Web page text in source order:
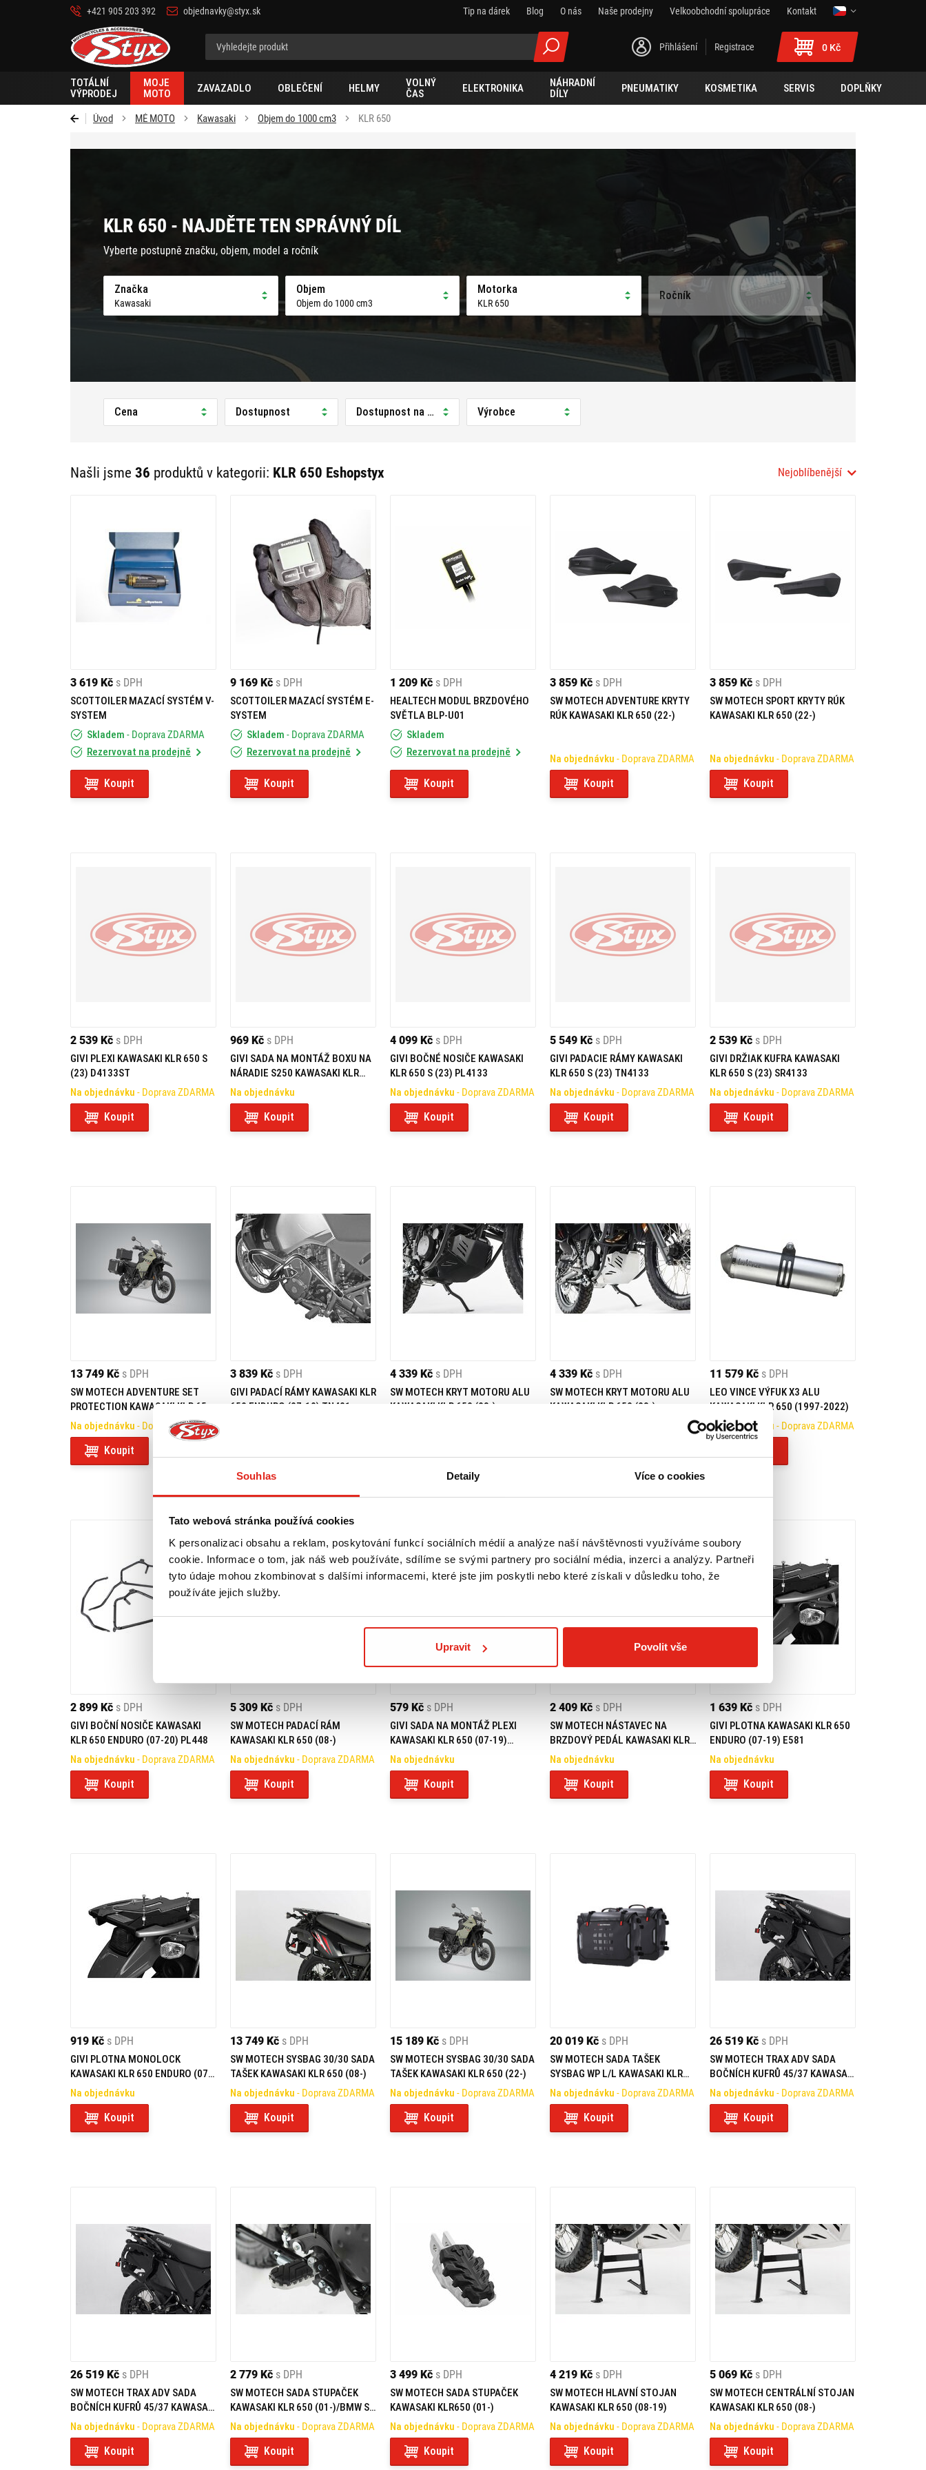
Souhlas Detaily Více o cookies
Tato webová stránka používá cookies
K personalizaci obsahu a reklam, poskytování funkcí sociálních médií a analýze naší návštěvnosti využíváme soubory
cookie. Informace o tom, jak náš web používáte, sdílíme se svými partnery pro sociální média, inzerci a analýzy. Partneři
tyto údaje mohou zkombinovat s dalšími informacemi, které jste jim poskytli nebo které získali v důsledku toho, že
používáte jejich služby.
Upravit Povolit vše
+421 905 203 392 objednavky@styx.sk Tip na dárek Blog O nás Naše prodejny Velkoobchodní spolupráce
Kontakt
Styx-
cz
Přihlášení Registrace 0 Kč
TOTÁLNÍ
VÝPRODEJ
MOJE
MOTO
ZAVAZADLO OBLEČENÍ HELMY
VOLNÝ
ČAS
ELEKTRONIKA
NÁHRADNÍ
DÍLY
PNEUMATIKY KOSMETIKA SERVIS DOPLŇKY
Úvod MÉ MOTO Kawasaki Objem do 1000 cm3 KLR 650
KLR 650 - NAJDĚTE TEN SPRÁVNÝ DÍL
Vyberte postupně značku, objem, model a ročník
Značka
Kawasaki
Objem
Objem do 1000 cm3
Motorka
KLR 650
Ročník
Cena Dostupnost Dostupnost na prodejně Výrobce
Našli jsme 36 produktů v kategorii: KLR 650 Eshopstyx Nejoblíbenější
3 619 Kč s DPH
SCOTTOILER MAZACÍ SYSTÉM V-
SYSTEM
Skladem - Doprava ZDARMA
Rezervovat na prodejně
Koupit
9 169 Kč s DPH
SCOTTOILER MAZACÍ SYSTÉM E-
SYSTEM
Skladem - Doprava ZDARMA
Rezervovat na prodejně
Koupit
1 209 Kč s DPH
HEALTECH MODUL BRZDOVÉHO
SVĚTLA BLP-U01
Skladem
Rezervovat na prodejně
Koupit
3 859 Kč s DPH
SW MOTECH ADVENTURE KRYTY
RÚK KAWASAKI KLR 650 (22-)
Na objednávku - Doprava ZDARMA
Koupit
3 859 Kč s DPH
SW MOTECH SPORT KRYTY RÚK
KAWASAKI KLR 650 (22-)
Na objednávku - Doprava ZDARMA
Koupit
2 539 Kč s DPH
GIVI PLEXI KAWASAKI KLR 650 S
(23) D4133ST
Na objednávku - Doprava ZDARMA
Koupit
969 Kč s DPH
GIVI SADA NA MONTÁŽ BOXU NA
NÁRADIE S250 KAWASAKI KLR
650 S (23) TL4133KIT
Na objednávku
Koupit
4 099 Kč s DPH
GIVI BOČNÉ NOSIČE KAWASAKI
KLR 650 S (23) PL4133
Na objednávku - Doprava ZDARMA
Koupit
5 549 Kč s DPH
GIVI PADACIE RÁMY KAWASAKI
KLR 650 S (23) TN4133
Na objednávku - Doprava ZDARMA
Koupit
2 539 Kč s DPH
GIVI DRŽIAK KUFRA KAWASAKI
KLR 650 S (23) SR4133
Na objednávku - Doprava ZDARMA
Koupit
13 749 Kč s DPH
SW MOTECH ADVENTURE SET
PROTECTION KAWASAKI KLR 650
(22-)
Na objednávku - Doprava ZDARMA
Koupit
3 839 Kč s DPH
GIVI PADACÍ RÁMY KAWASAKI KLR
650 ENDURO (07-19) TN421
4 339 Kč s DPH
SW MOTECH KRYT MOTORU ALU
KAWASAKI KLR 650 (08-)
4 339 Kč s DPH
SW MOTECH KRYT MOTORU ALU
KAWASAKI KLR 650 (08-)
- Doprava ZDARMA
11 579 Kč s DPH
LEO VINCE VÝFUK X3 ALU
KAWASAKI KLR 650 (1997-2022)
Na objednávku - Doprava ZDARMA
2 899 Kč s DPH
GIVI BOČNÍ NOSIČE KAWASAKI
KLR 650 ENDURO (07-20) PL448
Na objednávku - Doprava ZDARMA
Koupit
5 309 Kč s DPH
SW MOTECH PADACÍ RÁM
KAWASAKI KLR 650 (08-)
Na objednávku - Doprava ZDARMA
Koupit
579 Kč s DPH
GIVI SADA NA MONTÁŽ PLEXI
KAWASAKI KLR 650 (07-19)
D408KIT
Na objednávku
Koupit
2 409 Kč s DPH
SW MOTECH NÁSTAVEC NA
BRZDOVÝ PEDÁL KAWASAKI KLR
650 (22-)
Na objednávku
Koupit
1 639 Kč s DPH
GIVI PLOTNA KAWASAKI KLR 650
ENDURO (07-19) E581
Na objednávku
Koupit
919 Kč s DPH
GIVI PLOTNA MONOLOCK
KAWASAKI KLR 650 ENDURO (07-
19)
Na objednávku
Koupit
13 749 Kč s DPH
SW MOTECH SYSBAG 30/30 SADA
TAŠEK KAWASAKI KLR 650 (08-)
Na objednávku - Doprava ZDARMA
Koupit
15 189 Kč s DPH
SW MOTECH SYSBAG 30/30 SADA
TAŠEK KAWASAKI KLR 650 (22-)
Na objednávku - Doprava ZDARMA
Koupit
20 019 Kč s DPH
SW MOTECH SADA TAŠEK
SYSBAG WP L/L KAWASAKI KLR
650 (22-)
Na objednávku - Doprava ZDARMA
Koupit
26 519 Kč s DPH
SW MOTECH TRAX ADV SADA
BOČNÍCH KUFRŮ 45/37 KAWASAKI
KLR 650 (22-)
Na objednávku - Doprava ZDARMA
Koupit
26 519 Kč s DPH
SW MOTECH TRAX ADV SADA
BOČNÍCH KUFRŮ 45/37 KAWASAKI
KLR 650 (22-)
Na objednávku - Doprava ZDARMA
Koupit
2 779 Kč s DPH
SW MOTECH SADA STUPAČEK
KAWASAKI KLR 650 (01-)/BMW S
1000 XR (19-)
Na objednávku - Doprava ZDARMA
Koupit
3 499 Kč s DPH
SW MOTECH SADA STUPAČEK
KAWASAKI KLR650 (01-)
Na objednávku - Doprava ZDARMA
Koupit
4 219 Kč s DPH
SW MOTECH HLAVNÍ STOJAN
KAWASAKI KLR 650 (08-19)
Na objednávku - Doprava ZDARMA
Koupit
5 069 Kč s DPH
SW MOTECH CENTRÁLNÍ STOJAN
KAWASAKI KLR 650 (08-)
Na objednávku - Doprava ZDARMA
Koupit